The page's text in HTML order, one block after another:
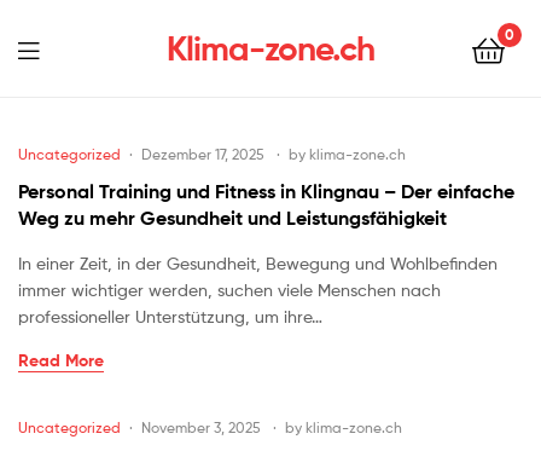
Klima-zone.ch 0
Uncategorized Dezember 17, 2025 by klima-zone.ch
Personal Training und Fitness in Klingnau – Der einfache
Weg zu mehr Gesundheit und Leistungsfähigkeit
In einer Zeit, in der Gesundheit, Bewegung und Wohlbefinden
immer wichtiger werden, suchen viele Menschen nach
professioneller Unterstützung, um ihre…
Read More
Uncategorized November 3, 2025 by klima-zone.ch